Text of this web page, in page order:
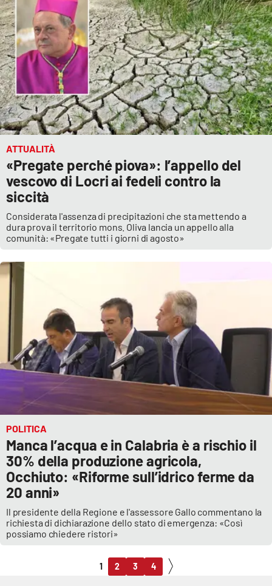
ATTUALITÀ
«Pregate perché piova»: l’appello del
vescovo di Locri ai fedeli contro la
siccità
Considerata l'assenza di precipitazioni che sta mettendo a
dura prova il territorio mons. Oliva lancia un appello alla
comunità: «Pregate tutti i giorni di agosto»
POLITICA
Manca l’acqua e in Calabria è a rischio il
30% della produzione agricola,
Occhiuto: «Riforme sull’idrico ferme da
20 anni»
Il presidente della Regione e l'assessore Gallo commentano la
richiesta di dichiarazione dello stato di emergenza: «Così
possiamo chiedere ristori»
1 2 3 4